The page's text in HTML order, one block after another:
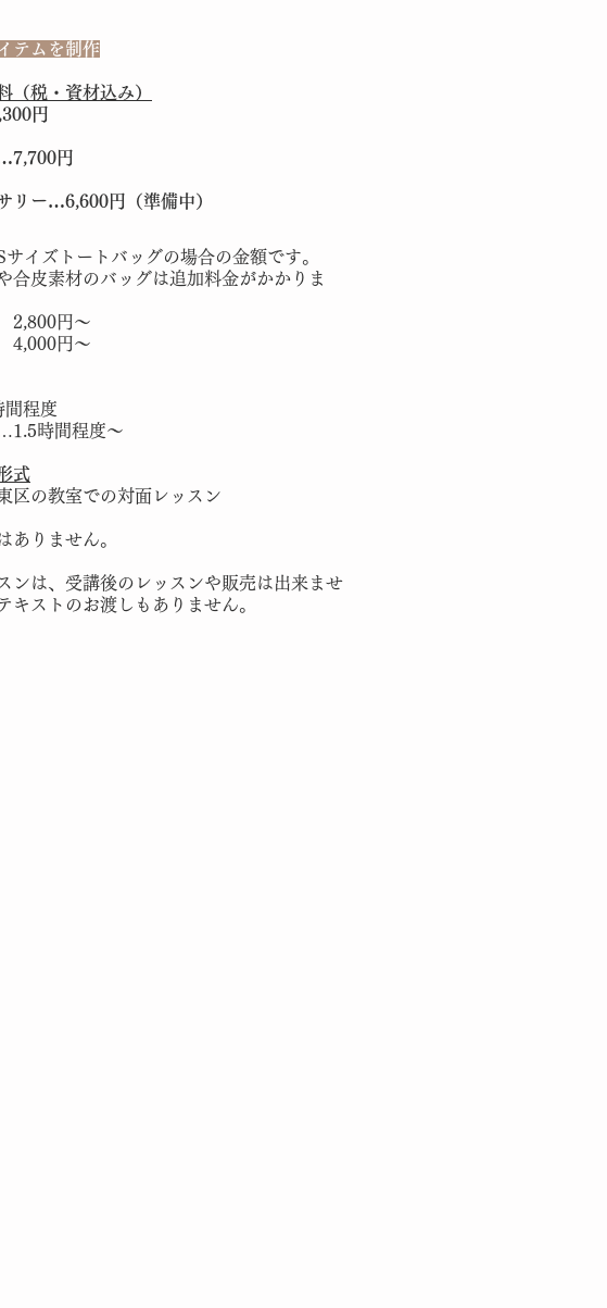
テムを制作
（税・資材込み）
円
円
リー…6,600円（準備中）
イズトートバッグの場合の金額です。
合皮素材のバッグは追加料金がかかりま
2,800円～
4,000円～
程度
時間程度～
式
区の教室での対面レッスン
ありません。
ンは、受講後のレッスンや販売は出来ませ
キストのお渡しもありません。